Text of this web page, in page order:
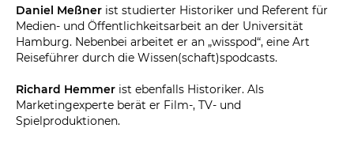
Daniel Meßner ist studierter Historiker und Referent für
Medien- und Öffentlichkeitsarbeit an der Universität
Hamburg. Nebenbei arbeitet er an „wisspod“, eine Art
Reiseführer durch die Wissen(schaft)spodcasts.
Richard Hemmer ist ebenfalls Historiker. Als
Marketingexperte berät er Film-, TV- und
Spielproduktionen.